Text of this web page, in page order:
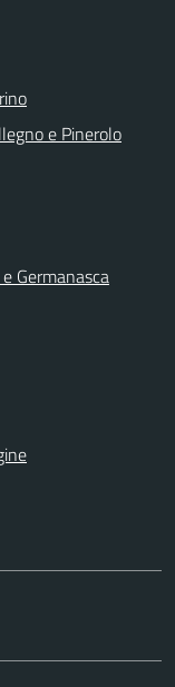
e Pinerolo
Germanasca